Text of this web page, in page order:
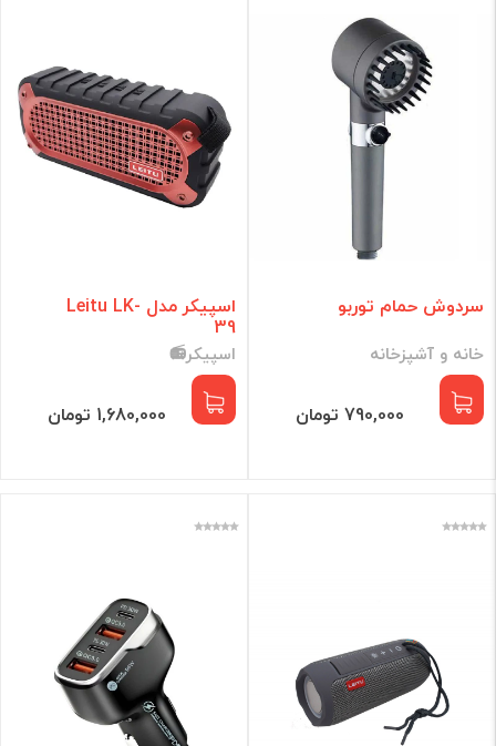
گجت هوشمند
لوازم جانبی
فقط کالاهای موجود
فیلتر براساس قیمت :
تومان سردوش حمام توربو
خانه و آشپزخانه
790,000 تومان
اسپیکر مدل Leitu LK-
39
اسپیکر📻
1,680,000 تومان